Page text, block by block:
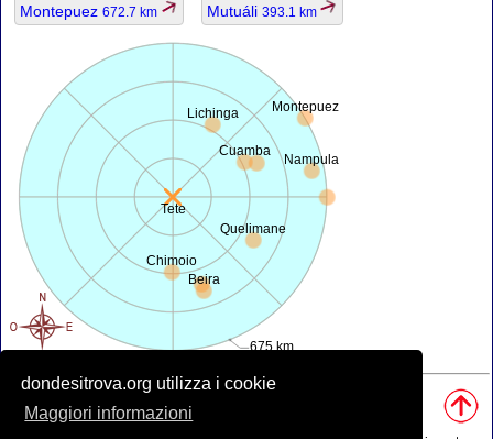
dondesitrova.org utilizza i cookie
Maggiori informazioni
Montepuez 672.7 km Mutuáli 393.1 km
Tete
675 km
Beira
Nampula
Chimoio
Quelimane
Lichinga
Cuamba
Montepuez
• Mappa è offerta daopenstreetmap.org
• Posizione geografica dawww.geonames.org